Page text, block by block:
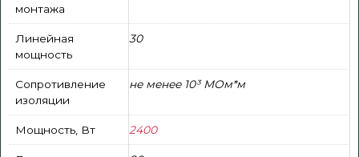
монтажа
Линейная
мощность
30
Сопротивление
изоляции
не менее 10³ МОм*м
Мощность, Вт 2400